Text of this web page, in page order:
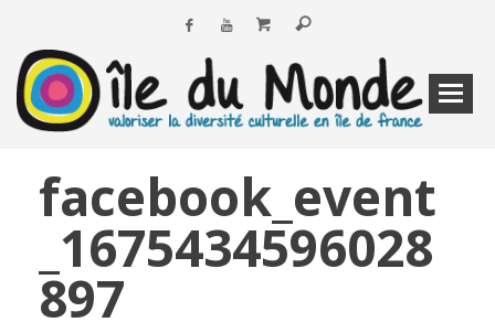
facebook_event
_1675434596028
897